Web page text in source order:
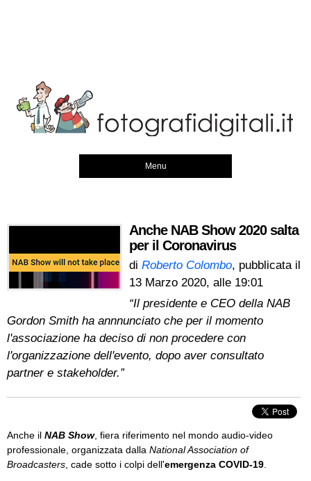
Menu
Anche NAB Show 2020 salta
per il Coronavirus
di Roberto Colombo, pubblicata il
13 Marzo 2020, alle 19:01
“Il presidente e CEO della NAB
Gordon Smith ha annnunciato che per il momento
l'associazione ha deciso di non procedere con
l'organizzazione dell'evento, dopo aver consultato
partner e stakeholder.”
Anche il NAB Show, fiera riferimento nel mondo audio-video
professionale, organizzata dalla National Association of
Broadcasters , cade sotto i colpi dell'emergenza COVID-19